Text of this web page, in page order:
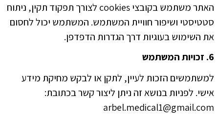
האתר משתמש בקובצי cookies לצורך תפקוד תקין, ניתוח
סטטיסטי ושיפור חוויית המשתמש. המשתמש יכול לחסום
את השימוש בעוגיות דרך הגדרות הדפדפן.
6. זכויות המשתמש
למשתמשים הזכות לעיין, לתקן או לבקש מחיקת מידע
אישי. לפניות בנושא זה ניתן ליצור קשר בכתובת:
arbel.medical1@gmail.com